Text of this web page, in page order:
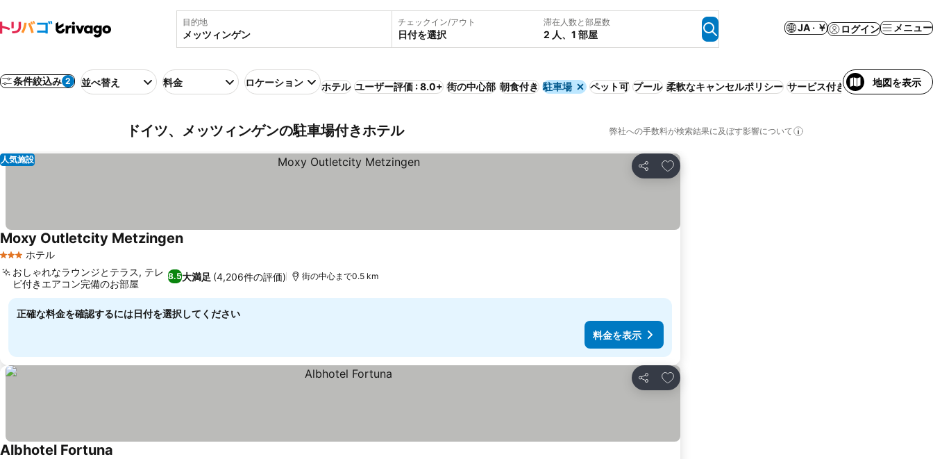
目的地 チェックイン/アウト
日付を選択
滞在人数と部屋数
2 人、1 部屋
JA · ￥ ログイン メニュー
条件絞込み 2 並べ替え 料金 ロケーション ホテル ユーザー評価 : 8.0+ 街の中心部 朝食付き 駐車場 ペット可 プール 柔軟なキャンセルポリシー サービス付きアパートメント ス
地図を表示
ドイツ、メッツィンゲンの駐車場付きホテル 弊社への手数料が検索結果に及ぼす影響について
シェア
お気に入りに追加
人気施設
3 ホテルのランク
ホテル
Moxy Outletcity Metzingen
8.5大満足 (4,206件の評価)
おしゃれなラウンジとテラス, テレ
ビ付きエアコン完備のお部屋
街の中心まで0.5 km
正確な料金を確認するには日付を選択してください
料金を表示
シェア
お気に入りに追加
Albhotel Fortuna